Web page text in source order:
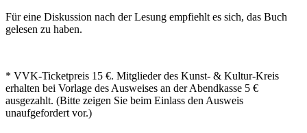
Für eine Diskussion nach der Lesung empfiehlt es sich, das Buch
gelesen zu haben.
* VVK-Ticketpreis 15 €. Mitglieder des Kunst- & Kultur-Kreis
erhalten bei Vorlage des Ausweises an der Abendkasse 5 €
ausgezahlt. (Bitte zeigen Sie beim Einlass den Ausweis
unaufgefordert vor.)